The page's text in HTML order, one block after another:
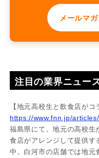
メールマ
注目の業界ニュー
【地元高校生と飲食店がコ
https://www.fnn.jp/
福島県にて、地元の高校生
食店がアレンジして提供す
中。白河市の店舗では地元